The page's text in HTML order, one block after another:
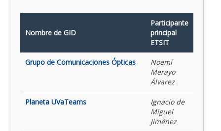
Nombre de GID
Participante
principal
ETSIT
Grupo de Comunicaciones Ópticas
Noemí
Merayo
Álvarez
Planeta UVaTeams
Ignacio de
Miguel
Jiménez